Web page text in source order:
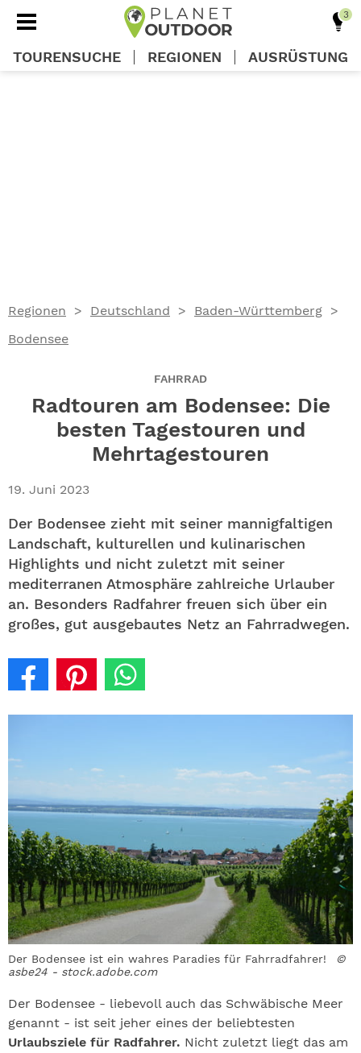
Regionen Deutschland
Baden-Württemberg
Bodensee
FAHRRAD
Radtouren am Bodensee: Die
besten Tagestouren und
Mehrtagestouren
19. Juni 2023
Der Bodensee zieht mit seiner mannigfaltigen
Landschaft, kulturellen und kulinarischen
Highlights und nicht zuletzt mit seiner
mediterranen Atmosphäre zahlreiche Urlauber
an. Besonders Radfahrer freuen sich über ein
großes, gut ausgebautes Netz an Fahrradwegen.
Der Bodensee ist ein wahres Paradies für Fahrradfahrer!
©
asbe24 - stock.adobe.com
Der Bodensee - liebevoll auch das Schwäbische Meer
genannt - ist seit jeher eines der beliebtesten
Urlaubsziele für Radfahrer. Nicht zuletzt liegt das am
TOURENSUCHE REGIONEN AUSRÜSTUNG
GEWINNEN
NEWSLETTER
ALLE THEMEN
SHOP